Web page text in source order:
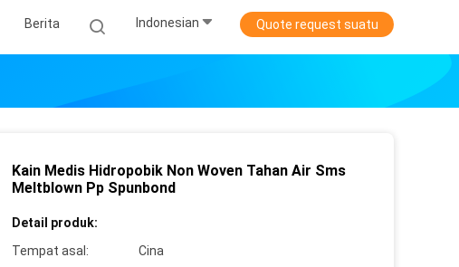
Berita Indonesian Quote request suatu
Kain Medis Hidropobik Non Woven Tahan Air Sms
Meltblown Pp Spunbond
Detail produk:
Tempat asal:
Cina